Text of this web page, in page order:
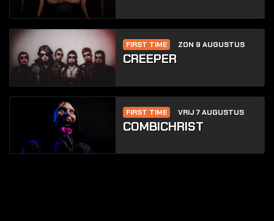
FIRST TIME ZON 9 AUGUSTUS
CREEPER
FIRST TIME VRIJ 7 AUGUSTUS
COMBICHRIST